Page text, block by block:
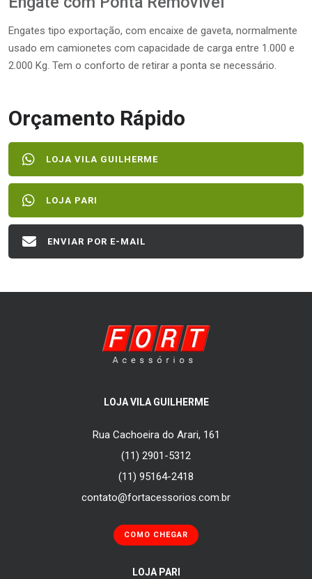
Engates tipo exportação, com encaixe de gaveta, normalmente
usado em camionetes com capacidade de carga entre 1.000 e
2.000 Kg. Tem o conforto de retirar a ponta se necessário.
Orçamento Rápido
LOJA VILA GUILHERME
LOJA PARI
ENVIAR POR E-MAIL
LOJA VILA GUILHERME
Rua Cachoeira do Arari, 161
(11) 2901-5312
(11) 95164-2418
contato@fortacessorios.com.br
COMO CHEGAR
LOJA PARI